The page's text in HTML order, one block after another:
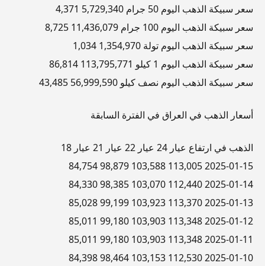
سعر سبيكة الذهب اليوم 50 جرام 5,729,340 4,371
سعر سبيكة الذهب اليوم 100 جرام 11,436,079 8,725
سعر سبيكة الذهب اليوم تولة 1,354,970 1,034
سعر سبيكة الذهب اليوم 1 كيلو 113,795,771 86,814
سعر سبيكة الذهب اليوم نصف كيلو 56,999,590 43,485
أسعار الذهب في العراق في الفترة السابقة
الذهب في ارتفاع عيار 24 عيار 22 عيار 21 عيار 18
2025-01-15 113,005 103,588 98,879 84,754
2025-01-14 112,440 103,070 98,385 84,330
2025-01-13 113,370 103,923 99,199 85,028
2025-01-12 113,348 103,903 99,180 85,011
2025-01-11 113,348 103,903 99,180 85,011
2025-01-10 112,530 103,153 98,464 84,398